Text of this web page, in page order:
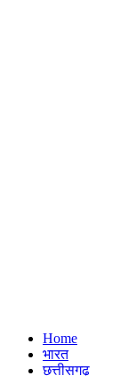
Home
भारत
छत्तीसगढ़